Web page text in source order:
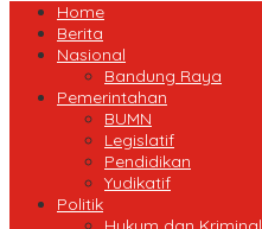
Home
Berita
Nasional
Bandung Raya
Pemerintahan
BUMN
Legislatif
Pendidikan
Yudikatif
Politik